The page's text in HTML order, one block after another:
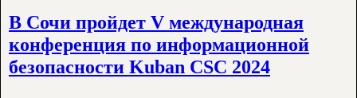
В Сочи пройдет V международная
конференция по информационной
безопасности Kuban CSC 2024